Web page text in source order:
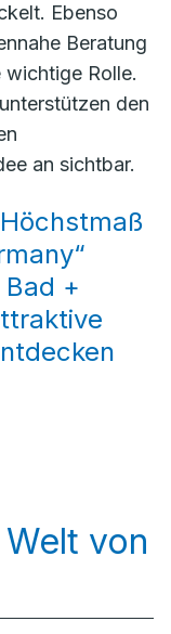
Ebenso
Beratung
Rolle.
den
an sichtbar.
+
von